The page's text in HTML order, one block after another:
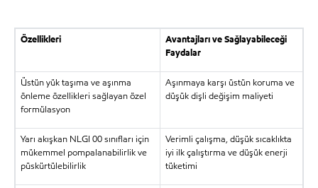
Özellikleri
Avantajları ve Sağlayabileceği
Faydalar
Üstün yük taşıma ve aşınma
önleme özellikleri sağlayan özel
formülasyon
Aşınmaya karşı üstün koruma ve
düşük dişli değişim maliyeti
Yarı akışkan NLGI 00 sınıfları için
mükemmel pompalanabilirlik ve
püskürtülebilirlik
Verimli çalışma, düşük sıcaklıkta
iyi ilk çalıştırma ve düşük enerji
tüketimi